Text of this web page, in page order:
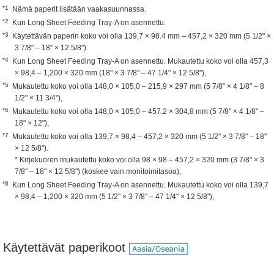
*1 Nämä paperit lisätään vaakasuunnassa.
*2 Kun Long Sheet Feeding Tray-A on asennettu.
*3
Käytettävän paperin koko voi olla 139,7 × 98.4 mm – 457,2 × 320 mm (5 1/2" ×
3 7/8" – 18" × 12 5/8").
*4
Kun Long Sheet Feeding Tray-A on asennettu. Mukautettu koko voi olla 457,3
× 98,4 – 1,200 × 320 mm (18" × 3 7/8" – 47 1/4" × 12 5/8"),
*5
Mukautettu koko voi olla 148,0 × 105,0 – 215,9 × 297 mm (5 7/8" × 4 1/8" – 8
1/2" × 11 3/4"),
*6
Mukautettu koko voi olla 148,0 × 105,0 – 457,2 × 304,8 mm (5 7/8" × 4 1/8" –
18" × 12"),
*7
Mukautettu koko voi olla 139,7 × 98,4 – 457,2 × 320 mm (5 1/2" × 3 7/8" – 18"
× 12 5/8").
* Kirjekuoren mukautettu koko voi olla 98 × 98 – 457,2 × 320 mm (3 7/8" × 3
7/8" – 18" × 12 5/8") (koskee vain monitoimitasoa),
*8
Kun Long Sheet Feeding Tray-A on asennettu. Mukautettu koko voi olla 139,7
× 98,4 – 1,200 × 320 mm (5 1/2" × 3 7/8" – 47 1/4" × 12 5/8"),
Käytettävät paperikoot